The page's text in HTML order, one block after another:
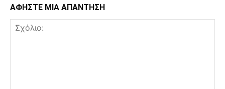
ΑΦΗΣΤΕ ΜΙΑ ΑΠΑΝΤΗΣΗ